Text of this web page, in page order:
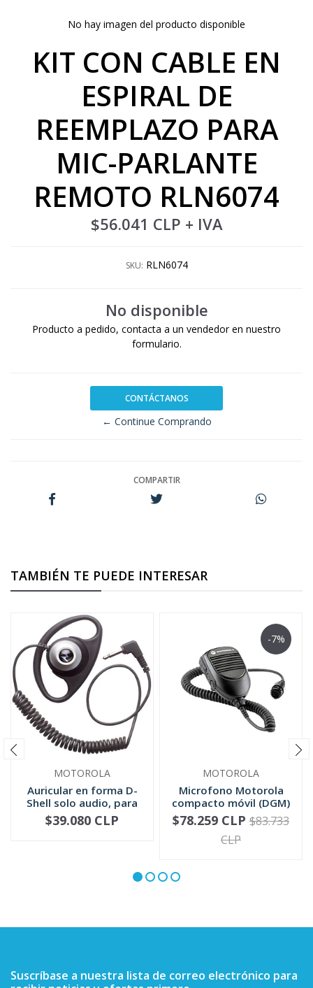
No hay imagen del producto disponible
KIT CON CABLE EN
ESPIRAL DE
REEMPLAZO PARA
MIC-PARLANTE
REMOTO RLN6074
$56.041 CLP + IVA
SKU: RLN6074
No disponible
Producto a pedido, contacta a un vendedor en nuestro
formulario.
CONTÁCTANOS
← Continue Comprando
COMPARTIR
TAMBIÉN TE PUEDE INTERESAR
MOTOROLA
Auricular en forma D-
Shell solo audio, para
mic...
+
$39.080 CLP
-7%
MOTOROLA
Microfono Motorola
compacto móvil (DGM)
RMN5052
+
-
$78.259 CLP $83.733
CLP
Suscríbase a nuestra lista de correo electrónico para